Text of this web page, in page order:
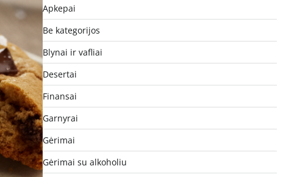
Apkepai
Be kategorijos
Blynai ir vafliai
Desertai
Finansai
Garnyrai
Gėrimai
Gėrimai su alkoholiu